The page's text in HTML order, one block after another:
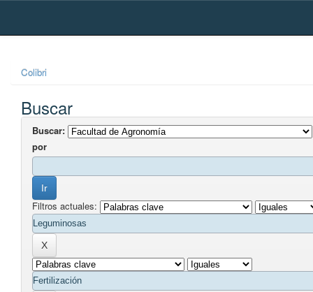
Skip
Colibri
Buscar
Buscar:
por
Filtros actuales: